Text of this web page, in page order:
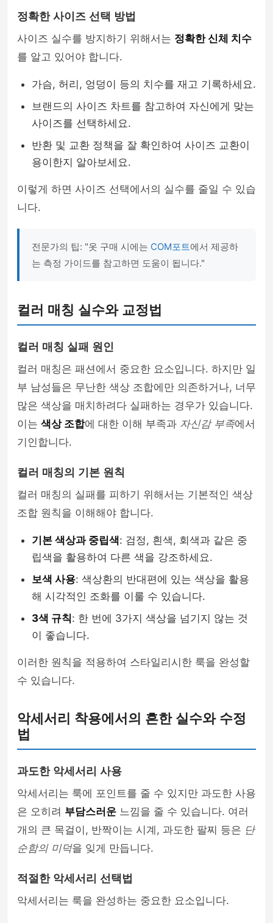
정확한 사이즈 선택 방법
사이즈 실수를 방지하기 위해서는 정확한 신체 치수
를 알고 있어야 합니다.
가슴, 허리, 엉덩이 등의 치수를 재고 기록하세요.
브랜드의 사이즈 차트를 참고하여 자신에게 맞는
사이즈를 선택하세요.
반환 및 교환 정책을 잘 확인하여 사이즈 교환이
용이한지 알아보세요.
이렇게 하면 사이즈 선택에서의 실수를 줄일 수 있습
니다.
전문가의 팁: "옷 구매 시에는 COM포트에서 제공하
는 측정 가이드를 참고하면 도움이 됩니다."
컬러 매칭 실수와 교정법
컬러 매칭 실패 원인
컬러 매칭은 패션에서 중요한 요소입니다. 하지만 일
부 남성들은 무난한 색상 조합에만 의존하거나, 너무
많은 색상을 매치하려다 실패하는 경우가 있습니다.
이는 색상 조합에 대한 이해 부족과 자신감 부족에서
기인합니다.
컬러 매칭의 기본 원칙
컬러 매칭의 실패를 피하기 위해서는 기본적인 색상
조합 원칙을 이해해야 합니다.
기본 색상과 중립색: 검정, 흰색, 회색과 같은 중
립색을 활용하여 다른 색을 강조하세요.
보색 사용: 색상환의 반대편에 있는 색상을 활용
해 시각적인 조화를 이룰 수 있습니다.
3색 규칙: 한 번에 3가지 색상을 넘기지 않는 것
이 좋습니다.
이러한 원칙을 적용하여 스타일리시한 룩을 완성할
수 있습니다.
악세서리 착용에서의 흔한 실수와 수정
법
과도한 악세서리 사용
악세서리는 룩에 포인트를 줄 수 있지만 과도한 사용
은 오히려 부담스러운 느낌을 줄 수 있습니다. 여러
개의 큰 목걸이, 반짝이는 시계, 과도한 팔찌 등은 단
순함의 미덕을 잊게 만듭니다.
적절한 악세서리 선택법
악세서리는 룩을 완성하는 중요한 요소입니다.